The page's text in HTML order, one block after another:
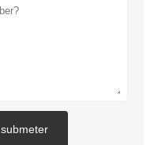
submeter